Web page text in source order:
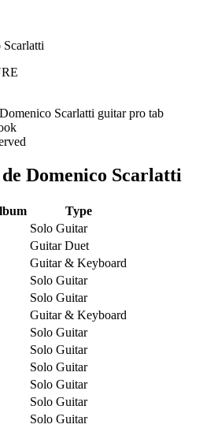
Domenico Scarlatti
Type
Solo Guitar
Guitar Duet
Guitar & Keyboard
Solo Guitar
Solo Guitar
Guitar & Keyboard
Solo Guitar
Solo Guitar
Solo Guitar
Solo Guitar
Solo Guitar
Solo Guitar